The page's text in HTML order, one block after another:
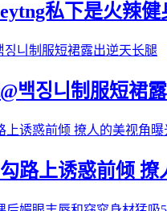
私下是火辣健
制服短
路上诱惑前倾 撩